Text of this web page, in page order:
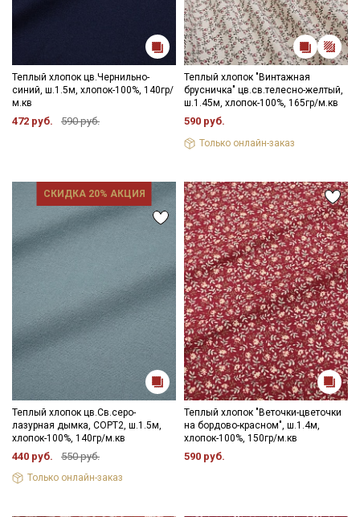
Теплый хлопок цв.Чернильно-
синий, ш.1.5м, хлопок-100%, 140гр/
м.кв
472 руб. 590 руб.
Теплый хлопок "Винтажная
брусничка" цв.св.телесно-желтый,
ш.1.45м, хлопок-100%, 165гр/м.кв
590 руб.
Только онлайн-заказ
СКИДКА 20% АКЦИЯ
Теплый хлопок цв.Св.серо-
лазурная дымка, СОРТ2, ш.1.5м,
хлопок-100%, 140гр/м.кв
440 руб. 550 руб.
Только онлайн-заказ
Теплый хлопок "Веточки-цветочки
на бордово-красном", ш.1.4м,
хлопок-100%, 150гр/м.кв
590 руб.